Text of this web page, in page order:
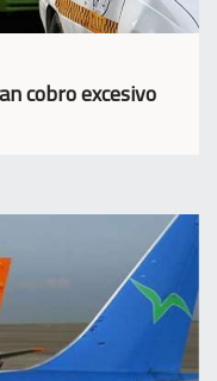
cobro excesivo